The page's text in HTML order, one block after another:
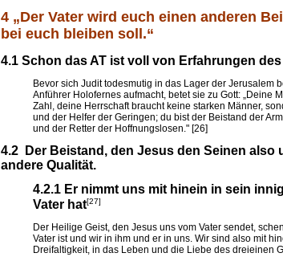
4 „Der Vater wird euch einen anderen
bei euch bleiben soll.“
4.1 Schon das AT ist voll von Erfahrungen
Bevor sich Judit todesmutig in das Lager der Jerusalem
Anführer Holofernes aufmacht, betet sie zu Gott: „Deine
Zahl, deine Herrschaft braucht keine starken Männer,
und der Helfer der Geringen; du bist der Beistand der
und der Retter der Hoffnungslosen." [26]
4.2 Der Beistand, den Jesus den Seinen also
andere Qualität.
4.2.1 Er nimmt uns mit hinein in sein
Vater hat[27]
Der Heilige Geist, den Jesus uns vom Vater sendet,
Vater ist und wir in ihm und er in uns. Wir sind also mit
Dreifaltigkeit, in das Leben und die Liebe des dreieinen